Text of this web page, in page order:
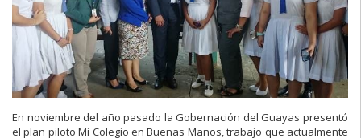
En noviembre del año pasado la Gobernación del Guayas presentó
el plan piloto Mi Colegio en Buenas Manos, trabajo que actualmente